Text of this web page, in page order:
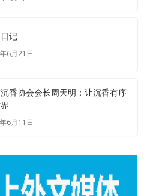
记
6月21日
香协会会长周天明：让沉香有序
6月11日